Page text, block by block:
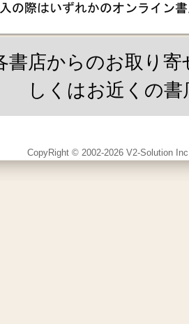
書店からのお取り
しくはお近くの書
CopyRight © 2002-2026 V2-Solution